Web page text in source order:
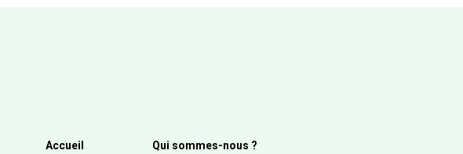
Accueil Qui sommes-nous ?